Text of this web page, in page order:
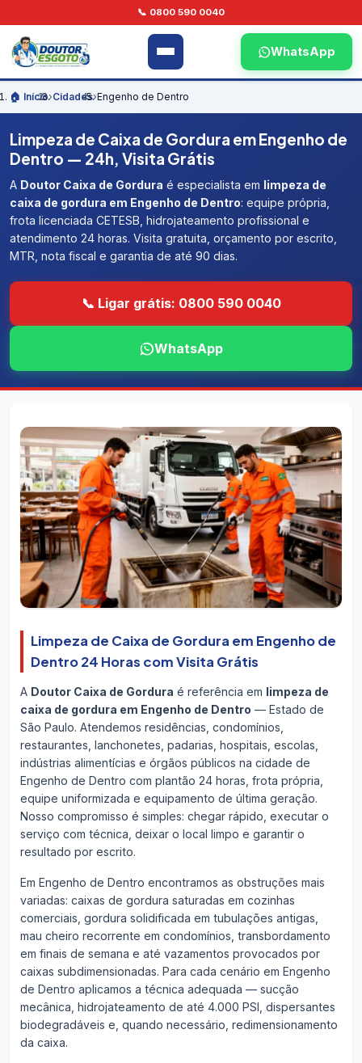
📞 0800 590 0040
WhatsApp
🏠 Início›Cidades›Engenho de Dentro
Limpeza de Caixa de Gordura em Engenho de
Dentro — 24h, Visita Grátis
A Doutor Caixa de Gordura é especialista em limpeza de
caixa de gordura em Engenho de Dentro: equipe própria,
frota licenciada CETESB, hidrojateamento profissional e
atendimento 24 horas. Visita gratuita, orçamento por escrito,
MTR, nota fiscal e garantia de até 90 dias.
📞 Ligar grátis: 0800 590 0040
WhatsApp
Limpeza de Caixa de Gordura em Engenho de
Dentro 24 Horas com Visita Grátis
A Doutor Caixa de Gordura é referência em limpeza de
caixa de gordura em Engenho de Dentro — Estado de
São Paulo. Atendemos residências, condomínios,
restaurantes, lanchonetes, padarias, hospitais, escolas,
indústrias alimentícias e órgãos públicos na cidade de
Engenho de Dentro com plantão 24 horas, frota própria,
equipe uniformizada e equipamento de última geração.
Nosso compromisso é simples: chegar rápido, executar o
serviço com técnica, deixar o local limpo e garantir o
resultado por escrito.
Em Engenho de Dentro encontramos as obstruções mais
variadas: caixas de gordura saturadas em cozinhas
comerciais, gordura solidificada em tubulações antigas,
mau cheiro recorrente em condomínios, transbordamento
em finais de semana e até vazamentos provocados por
caixas subdimensionadas. Para cada cenário em Engenho
de Dentro aplicamos a técnica adequada — sucção
mecânica, hidrojateamento de até 4.000 PSI, dispersantes
biodegradáveis e, quando necessário, redimensionamento
da caixa.